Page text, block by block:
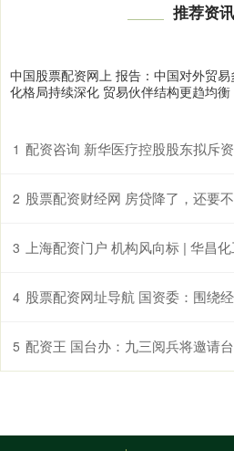
推荐资讯
中国股票配资网上 报告：中国对外贸易
化格局持续深化 贸易伙伴结构更趋均衡
1 配资咨询 新华医疗控股股东拟斥
2 股票配资财经网 房贷降了，还要不要提前还
3 上海配资门户 机构风向标 | 华昌化工(002274)2024年四季度
4 股票配资网址导航 国资委：围绕经济社会发展重点领域和关键环
5 配资王 国台办：九三阅兵将邀请